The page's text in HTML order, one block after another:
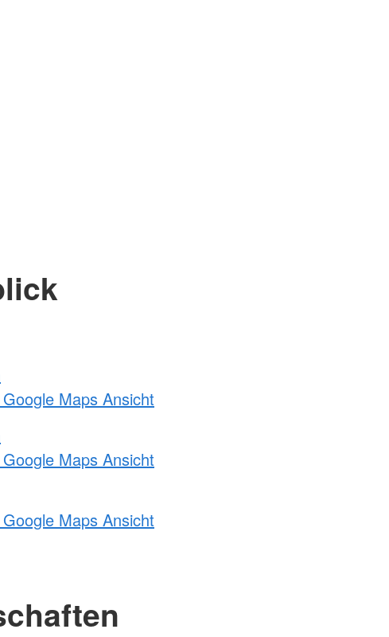
Maps Ansicht
Maps Ansicht
Maps Ansicht